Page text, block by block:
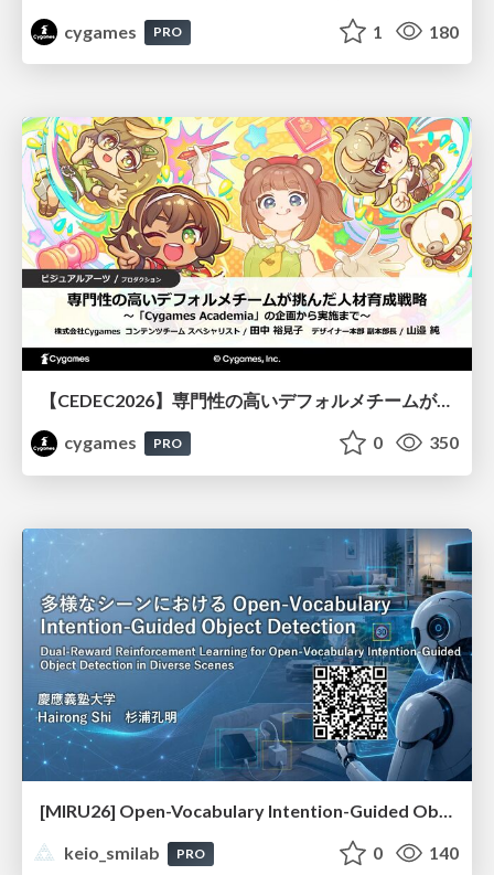
cygames
PRO 1 180
【CEDEC2026】専門性の高いデフォルメチームが挑んだ人材育成戦略 〜Cygames Academiaの企画から実施まで〜
cygames
PRO 0 350
[MIRU26] Open-Vocabulary Intention-Guided Object Detection in Diverse Scenes
keio_smilab
PRO 0 140